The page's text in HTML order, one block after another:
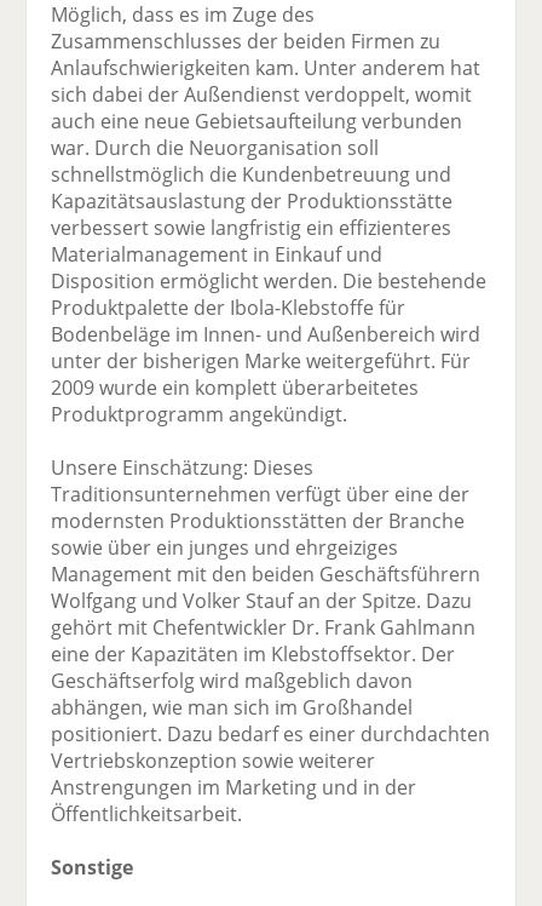
Möglich, dass es im Zuge des
Zusammenschlusses der beiden Firmen zu
Anlaufschwierigkeiten kam. Unter anderem hat
sich dabei der Außendienst verdoppelt, womit
auch eine neue Gebietsaufteilung verbunden
war. Durch die Neuorganisation soll
schnellstmöglich die Kundenbetreuung und
Kapazitätsauslastung der Produktionsstätte
verbessert sowie langfristig ein effizienteres
Materialmanagement in Einkauf und
Disposition ermöglicht werden. Die bestehende
Produktpalette der Ibola-Klebstoffe für
Bodenbeläge im Innen- und Außenbereich wird
unter der bisherigen Marke weitergeführt. Für
2009 wurde ein komplett überarbeitetes
Produktprogramm angekündigt.
Unsere Einschätzung: Dieses
Traditionsunternehmen verfügt über eine der
modernsten Produktionsstätten der Branche
sowie über ein junges und ehrgeiziges
Management mit den beiden Geschäftsführern
Wolfgang und Volker Stauf an der Spitze. Dazu
gehört mit Chefentwickler Dr. Frank Gahlmann
eine der Kapazitäten im Klebstoffsektor. Der
Geschäftserfolg wird maßgeblich davon
abhängen, wie man sich im Großhandel
positioniert. Dazu bedarf es einer durchdachten
Vertriebskonzeption sowie weiterer
Anstrengungen im Marketing und in der
Öffentlichkeitsarbeit.
Sonstige